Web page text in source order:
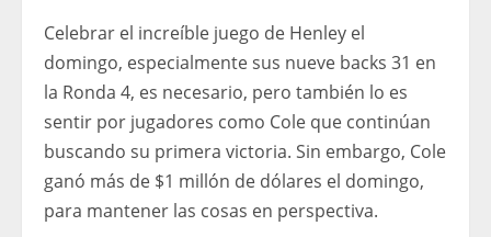
Celebrar el increíble juego de Henley el
domingo, especialmente sus nueve backs 31 en
la Ronda 4, es necesario, pero también lo es
sentir por jugadores como Cole que continúan
buscando su primera victoria. Sin embargo, Cole
ganó más de $1 millón de dólares el domingo,
para mantener las cosas en perspectiva.